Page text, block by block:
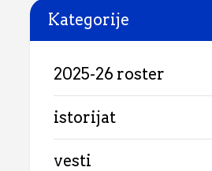
Kategorije
2025-26 roster
istorijat
vesti